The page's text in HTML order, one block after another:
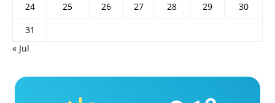
24
25 26 27 28 29
30
31
« Jul